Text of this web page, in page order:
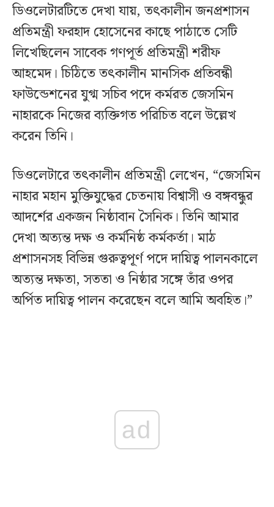
ডিওলেটারটিতে দেখা যায়, তৎকালীন জনপ্রশাসন
প্রতিমন্ত্রী ফরহাদ হোসেনের কাছে পাঠাতে সেটি
লিখেছিলেন সাবেক গণপূর্ত প্রতিমন্ত্রী শরীফ
আহমেদ। চিঠিতে তৎকালীন মানসিক প্রতিবন্ধী
ফাউন্ডেশনের যুগ্ম সচিব পদে কর্মরত জেসমিন
নাহারকে নিজের ব্যক্তিগত পরিচিত বলে উল্লেখ
করেন তিনি।
ডিওলেটারে তৎকালীন প্রতিমন্ত্রী লেখেন, “জেসমিন
নাহার মহান মুক্তিযুদ্ধের চেতনায় বিশ্বাসী ও বঙ্গবন্ধুর
আদর্শের একজন নিষ্ঠাবান সৈনিক। তিনি আমার
দেখা অত্যন্ত দক্ষ ও কর্মনিষ্ঠ কর্মকর্তা। মাঠ
প্রশাসনসহ বিভিন্ন গুরুত্বপূর্ণ পদে দায়িত্ব পালনকালে
অত্যন্ত দক্ষতা, সততা ও নিষ্ঠার সঙ্গে তাঁর ওপর
অর্পিত দায়িত্ব পালন করেছেন বলে আমি অবহিত।”
ad